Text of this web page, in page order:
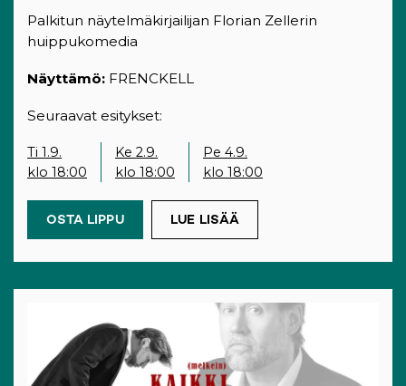
Palkitun näytelmäkirjailijan Florian Zellerin
huippukomedia
Näyttämö: FRENCKELL
Seuraavat esitykset:
Ti 1.9.
klo 18:00
Ke 2.9.
klo 18:00
Pe 4.9.
klo 18:00
OSTA LIPPU(OPENS IN A NEW TAB)
LUE LISÄÄ